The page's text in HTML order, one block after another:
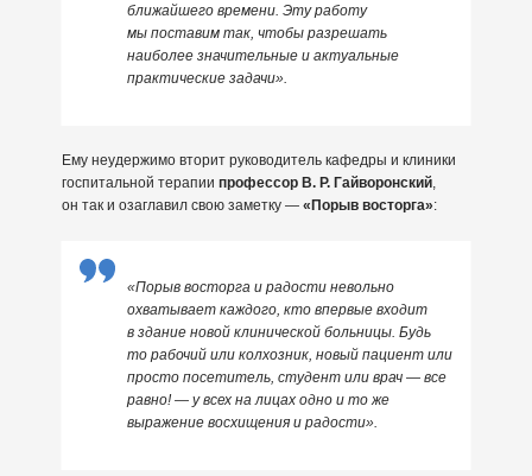
ближайшего времени. Эту работу
мы поставим так, чтобы разрешать
наиболее значительные и актуальные
практические задачи».
Ему неудержимо вторит руководитель кафедры и клиники
госпитальной терапии профессор В. Р. Гайворонский,
он так и озаглавил свою заметку — «Порыв восторга»:
«Порыв восторга и радости невольно
охватывает каждого, кто впервые входит
в здание новой клинической больницы. Будь
то рабочий или колхозник, новый пациент или
просто посетитель, студент или врач — все
равно! — у всех на лицах одно и то же
выражение восхищения и радости».